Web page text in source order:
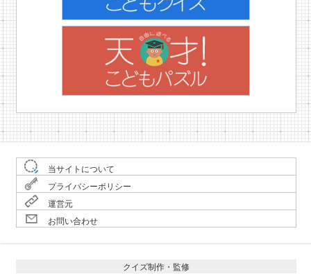
当サイトについて
プライバシーポリシー
運営元
お問い合わせ
クイズ制作・監修